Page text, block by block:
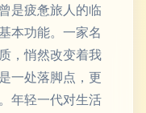
是疲惫旅人的临
本功能。一家名
，悄然改变着我
一处落脚点，更
年轻一代对生活